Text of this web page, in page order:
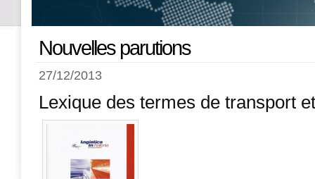
Nouvelles parutions
27/12/2013
Lexique des termes de transport